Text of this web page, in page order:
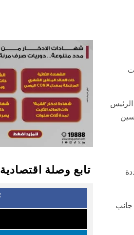
إلى جانب
تابع وصلة اقتصادية